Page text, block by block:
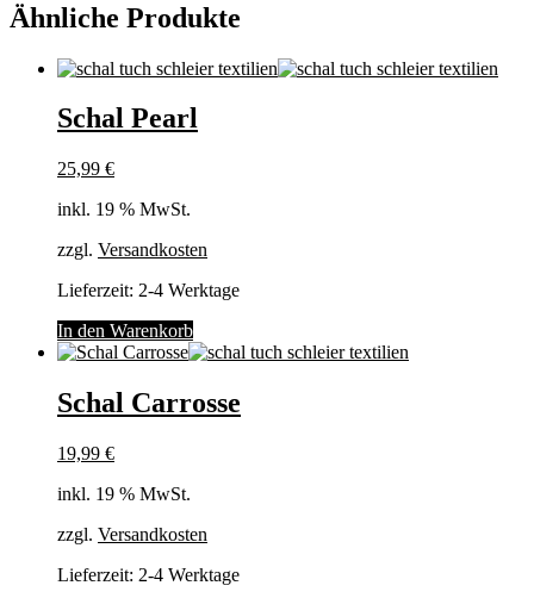
Ähnliche Produkte
Schal Pearl
25,99 €
inkl. 19 % MwSt.
zzgl. Versandkosten
Lieferzeit: 2-4 Werktage
In den Warenkorb
Schal Carrosse
19,99 €
inkl. 19 % MwSt.
zzgl. Versandkosten
Lieferzeit: 2-4 Werktage